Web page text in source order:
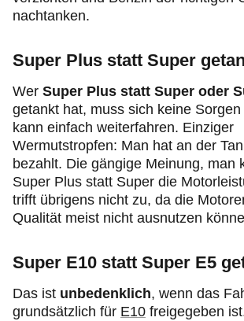
nachtanken.
Super Plus statt Super
Wer Super Plus statt Super oder
getankt hat, muss sich keine
kann einfach weiterfahren. Einziger
Wermutstropfen: Man hat an der
bezahlt. Die gängige Meinung, man
Super Plus statt Super die
trifft übrigens nicht zu, da die
Qualität meist nicht ausnutzen
Super E10 statt Super E5
Das ist unbedenklich, wenn das
grundsätzlich für E10 freigegeben